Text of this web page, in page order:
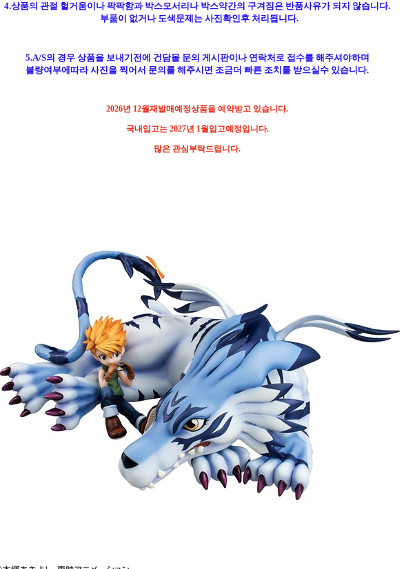
4.상품의 관절 헐거움이나 팍팍함과 박스모서리나 박스약간의 구겨짐은 반품사유가 되지 않습니다.
부품이 없거나 도색문제는 사진확인후 처리됩니다.
5.A/S의 경우 상품을 보내기전에 건담몰 문의 게시판이나 연락처로 접수를 해주셔야하며
불량여부에따라 사진을 찍어서 문의를 해주시면 조금더 빠른 조치를 받으실수 있습니다.
2026년 12월재발매예정상품을 예약받고 있습니다.
국내입고는 2027년 1월입고예정입니다.
많은 관심부탁드립니다.